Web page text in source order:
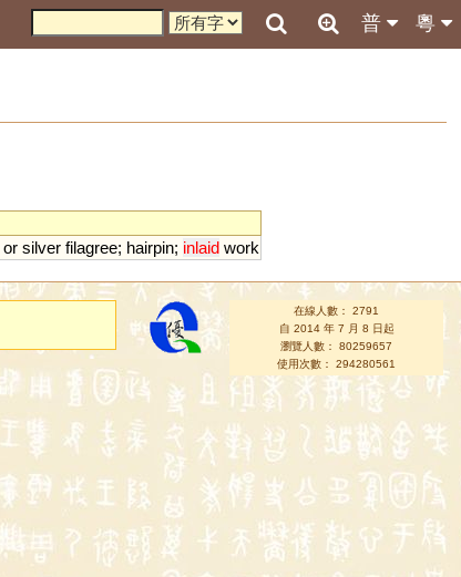
粵
普
or silver filagree; hairpin; inlaid work
在線人數： 2791
自 2014 年 7 月 8 日起
瀏覽人數： 80259657
使用次數： 294280561